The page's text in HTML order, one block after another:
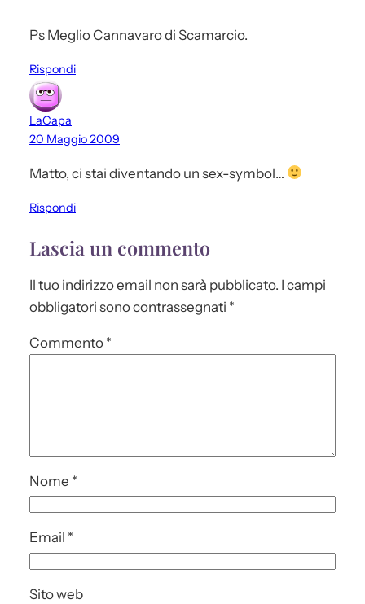
Ps Meglio Cannavaro di Scamarcio.
Rispondi
LaCapa
20 Maggio 2009
Matto, ci stai diventando un sex-symbol…
Rispondi
Lascia un commento
Il tuo indirizzo email non sarà pubblicato. I campi
obbligatori sono contrassegnati *
Commento *
Nome *
Email *
Sito web